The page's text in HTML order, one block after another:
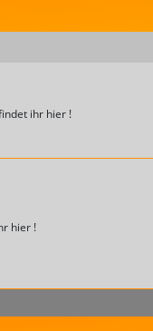
ihr hier !
hier !